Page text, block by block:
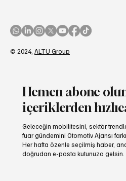
Hemen abone
içeriklerden
Geleceğin mobilitesini, sektör
fuar gündemini Otomotiv Ajansı
Her hafta özenle seçilmiş haber,
doğrudan e-posta kutunuza gelsin.
© 2024, ALTU Group